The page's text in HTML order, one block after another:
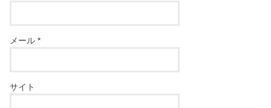
メール*
サイト